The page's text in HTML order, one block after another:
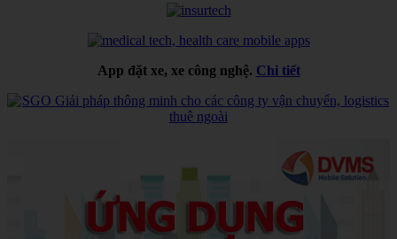
App đặt xe, xe công nghệ. Chi tiết